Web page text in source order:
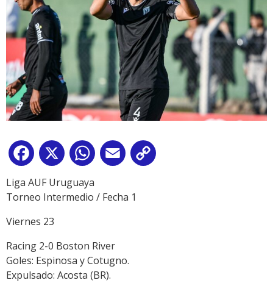
Facebook
X WhatsApp
Email
Liga AUF Uruguaya
Torneo Intermedio / Fecha 1
Viernes 23
Racing 2-0 Boston River
Goles: Espinosa y Cotugno.
Expulsado: Acosta (BR).